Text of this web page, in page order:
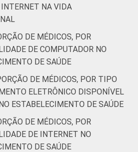
Interior 74
no estabelecimento de saúde.
Cada item
se refere apenas aos
alternativa "sim". Dados
setembro de 2014 e março
INTERNET NA VIDA
DE MÉDICOS, POR
DE COMPUTADOR NO
DE SAÚDE
DE MÉDICOS, POR TIPO
ELETRÔNICO DISPONÍVEL
ESTABELECIMENTO DE SAÚDE
DE MÉDICOS, POR
DE INTERNET NO
DE SAÚDE